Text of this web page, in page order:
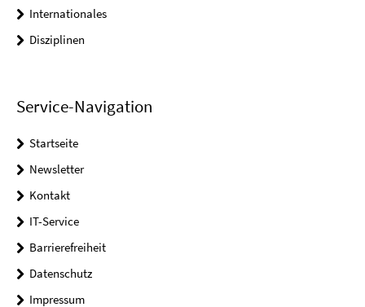
Internationales
Disziplinen
Service-Navigation
Startseite
Newsletter
Kontakt
IT-Service
Barrierefreiheit
Datenschutz
Impressum